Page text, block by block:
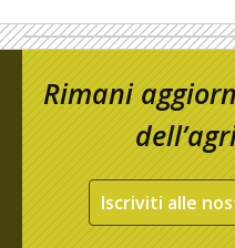
Rimani
Iscriviti alle